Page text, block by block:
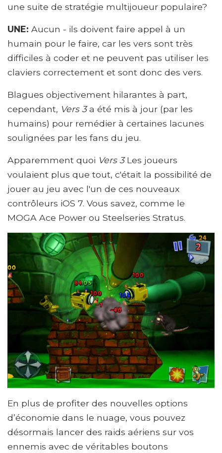
une suite de stratégie multijoueur populaire?
UNE: Aucun - ils doivent faire appel à un
humain pour le faire, car les vers sont très
difficiles à coder et ne peuvent pas utiliser les
claviers correctement et sont donc des vers.
Blagues objectivement hilarantes à part,
cependant, Vers 3a été mis à jour (par les
humains) pour remédier à certaines lacunes
soulignées par les fans du jeu.
Apparemment quoi Vers 3Les joueurs
voulaient plus que tout, c'était la possibilité de
jouer au jeu avec l'un de ces nouveaux
contrôleurs iOS 7. Vous savez, comme le
MOGA Ace Power ou Steelseries Stratus.
En plus de profiter des nouvelles options
d’économie dans le nuage, vous pouvez
désormais lancer des raids aériens sur vos
ennemis avec de véritables boutons